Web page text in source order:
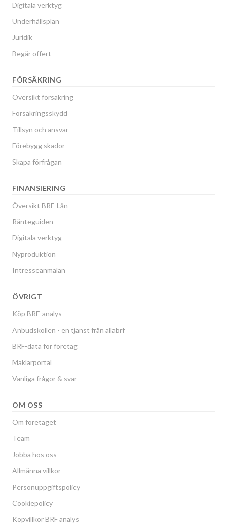
Digitala verktyg
Underhållsplan
Juridik
Begär offert
FÖRSÄKRING
Översikt försäkring
Försäkringsskydd
Tillsyn och ansvar
Förebygg skador
Skapa förfrågan
FINANSIERING
Översikt BRF-Lån
Ränteguiden
Digitala verktyg
Nyproduktion
Intresseanmälan
ÖVRIGT
Köp BRF-analys
Anbudskollen - en tjänst från allabrf
BRF-data för företag
Mäklarportal
Vanliga frågor & svar
OM OSS
Om företaget
Team
Jobba hos oss
Allmänna villkor
Personuppgiftspolicy
Cookiepolicy
Köpvillkor BRF analys